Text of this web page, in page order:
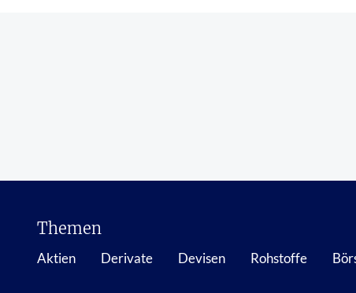
Themen
Aktien Derivate Devisen Rohstoffe